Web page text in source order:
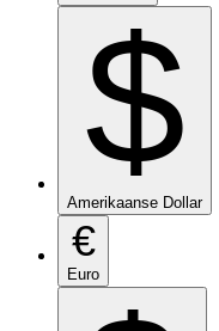
$
Amerikaanse Dollar
€
Euro